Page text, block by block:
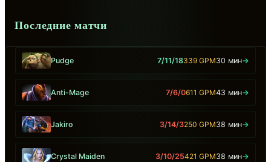
Последние матчи
Pudge 7/11/18339 GPM30 мин→
Anti-Mage 7/6/0611 GPM43 мин→
Jakiro 3/14/3250 GPM38 мин→
Crystal Maiden 3/10/25421 GPM38 мин→